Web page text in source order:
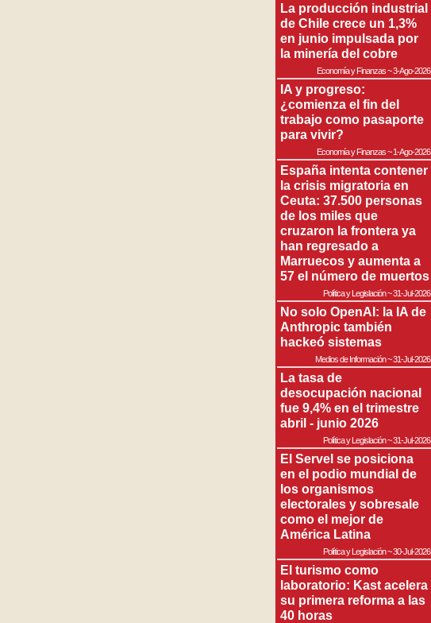
La producción industrial
de Chile crece un 1,3%
en junio impulsada por
la minería del cobre
Economía y Finanzas~3-Ago-2026
IA y progreso:
¿comienza el fin del
trabajo como pasaporte
para vivir?
Economía y Finanzas~1-Ago-2026
España intenta contener
la crisis migratoria en
Ceuta: 37.500 personas
de los miles que
cruzaron la frontera ya
han regresado a
Marruecos y aumenta a
57 el número de muertos
Política y Legislación~31-Jul-2026
No solo OpenAI: la IA de
Anthropic también
hackeó sistemas
Medios de Información~31-Jul-2026
La tasa de
desocupación nacional
fue 9,4% en el trimestre
abril - junio 2026
Política y Legislación~31-Jul-2026
El Servel se posiciona
en el podio mundial de
los organismos
electorales y sobresale
como el mejor de
América Latina
Política y Legislación~30-Jul-2026
El turismo como
laboratorio: Kast acelera
su primera reforma a las
40 horas